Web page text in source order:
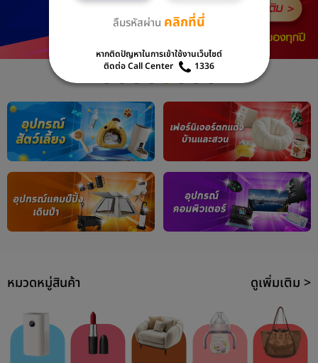
ลืมรหัสผ่าน คลิกที่นี่
หากติดปัญหาในการเข้าใช้งานเว็บไซต์
ติดต่อ Call Center
1336
หมวดหมู่สินค้า ดูเพิ่มเติม >